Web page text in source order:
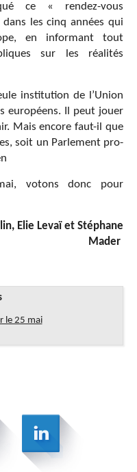
ce « rendez-vous
les cinq années qui
en informant tout
sur les réalités
institution de l’Union
européens. Il peut jouer
Mais encore faut-il que
soit un Parlement pro-
votons donc pour
Elie Levaï et Stéphane
Mader
le 25 mai